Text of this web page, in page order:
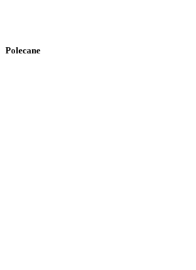
Polecane